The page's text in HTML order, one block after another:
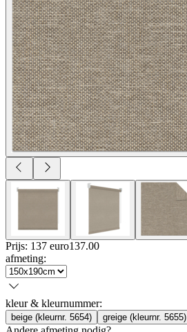
Prijs: 137 euro137.00
afmeting:
kleur & kleurnummer:
beige (kleurnr. 5654) greige (kleurnr. 5655)